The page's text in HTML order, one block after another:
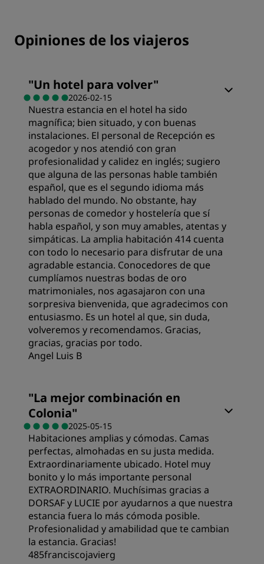
Opiniones de los viajeros
"Un hotel para volver"
2026-02-15
Nuestra estancia en el hotel ha sido
magnífica; bien situado, y con buenas
instalaciones. El personal de Recepción es
acogedor y nos atendió con gran
profesionalidad y calidez en inglés; sugiero
que alguna de las personas hable también
español, que es el segundo idioma más
hablado del mundo. No obstante, hay
personas de comedor y hostelería que sí
habla español, y son muy amables, atentas y
simpáticas. La amplia habitación 414 cuenta
con todo lo necesario para disfrutar de una
agradable estancia. Conocedores de que
cumplíamos nuestras bodas de oro
matrimoniales, nos agasajaron con una
sorpresiva bienvenida, que agradecimos con
entusiasmo. Es un hotel al que, sin duda,
volveremos y recomendamos. Gracias,
gracias, gracias por todo.
Angel Luis B
Calidad/precio
Calidad del sueño
Ubicación
Limpieza
"La mejor combinación en
Colonia"
2025-05-15
Habitaciones amplias y cómodas. Camas
perfectas, almohadas en su justa medida.
Extraordinariamente ubicado. Hotel muy
bonito y lo más importante personal
EXTRAORDINARIO. Muchísimas gracias a
DORSAF y LUCIE por ayudarnos a que nuestra
estancia fuera lo más cómoda posible.
Profesionalidad y amabilidad que te cambian
la estancia. Gracias!
485franciscojavierg